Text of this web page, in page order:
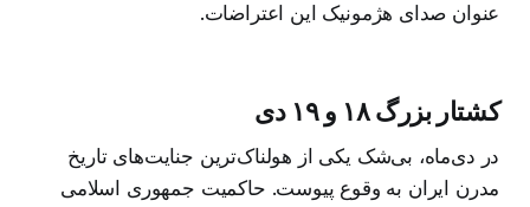
عنوان صدای هژمونیک این اعتراضات.
کشتار بزرگ ۱۸ و ۱۹ دی
در دی‌ماه، بی‌شک یکی از هولناک‌ترین جنایت‌های تاریخ
مدرن ایران به وقوع پیوست. حاکمیت جمهوری اسلامی